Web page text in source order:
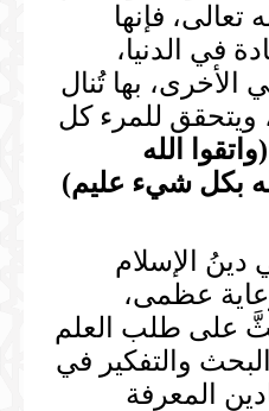
فإنها
في الدنيا،
الأخرى، بها تُنال
ويتحقق للمرء كل
(واتقوا الله
بكل شيء عليم)
دينُ الإسلام
رعاية عظمى،
على طلب العلم
والتفكير في
المعرفة